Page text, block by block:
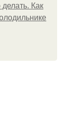
делать. Как